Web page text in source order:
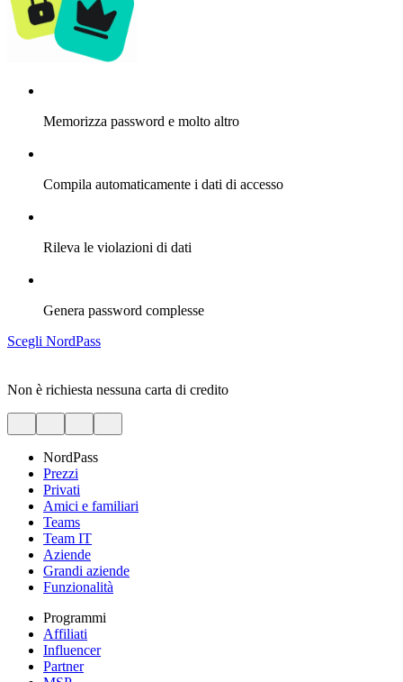
Memorizza password e molto altro
Compila automaticamente i dati di accesso
Rileva le violazioni di dati
Genera password complesse
Scegli NordPass
Non è richiesta nessuna carta di credito
NordPass
Prezzi
Privati
Amici e familiari
Teams
Team IT
Aziende
Grandi aziende
Funzionalità
Programmi
Affiliati
Influencer
Partner